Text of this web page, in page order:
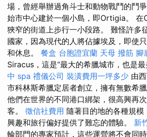
場，曾經舉辦過角斗士和動物戰鬥的鬥
始市中心建於一個小島，即Ortigia。 在
狹窄的街道上步行一小段路。 難怪許多
國家，因為現代的人將佔據埃及，即使
和休息。 餐盒 台胞證宜蘭 天母 撥筋 腳
Siracus，這是“最大的希臘城市，也是最
中 spa 禮儀公司 裝潢費用一坪多少 由
市科林斯希臘定居者創立，擁有無數希臘
他們在世界的不同港口綁架，很高興再
客。 徵信社費用 隨著目的地的各種規
興趣和旅行偏好提供了難忘的體驗。 新
輪部門的專家預計，這些運營將不會同